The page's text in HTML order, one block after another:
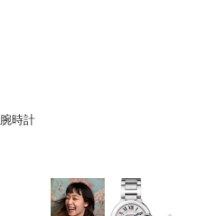
時計